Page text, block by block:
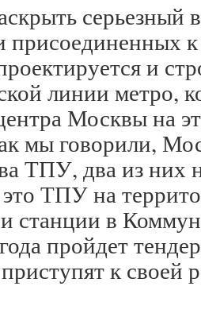
серьезный
присоединенных
и
линии метро,
Москвы на
мы говорили,
ТПУ, два из них
ТПУ на
станции в
пройдет
к своей